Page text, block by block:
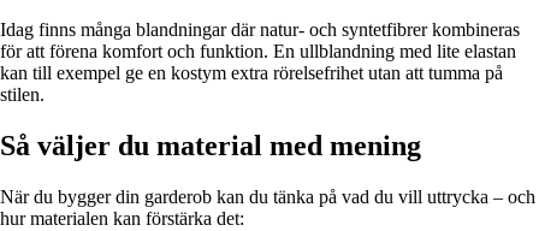
Idag finns många blandningar där natur- och syntetfibrer kombineras
för att förena komfort och funktion. En ullblandning med lite elastan
kan till exempel ge en kostym extra rörelsefrihet utan att tumma på
stilen.
Så väljer du material med mening
När du bygger din garderob kan du tänka på vad du vill uttrycka – och
hur materialen kan förstärka det: